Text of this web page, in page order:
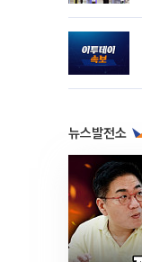
뉴스발전소